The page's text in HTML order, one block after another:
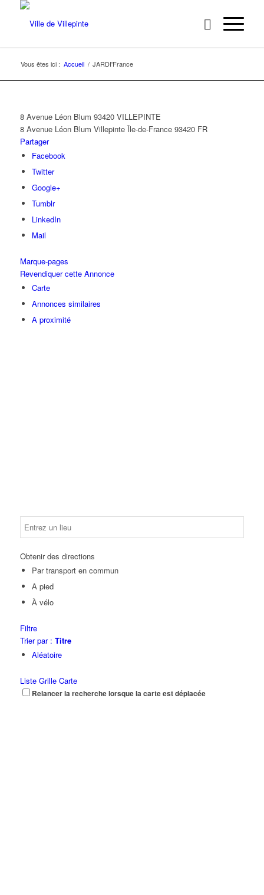
Vous êtes ici : Accueil / JARDI'France
8 Avenue Léon Blum 93420 VILLEPINTE
8 Avenue Léon Blum Villepinte Île-de-France 93420 FR
Partager
Facebook
Twitter
Google+
Tumblr
LinkedIn
Mail
Marque-pages
Revendiquer cette Annonce
Carte
Annonces similaires
A proximité
Obtenir des directions
Par transport en commun
A pied
À vélo
Filtre
Trier par : Titre
Aléatoire
Liste Grille Carte
Relancer la recherche lorsque la carte est déplacée